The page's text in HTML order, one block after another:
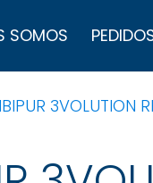
SOMOS de
3VOLUTION